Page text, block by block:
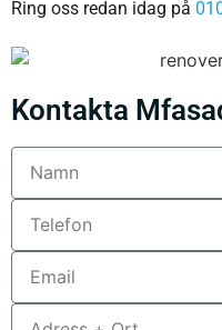
Ring oss redan idag på
Kontakta